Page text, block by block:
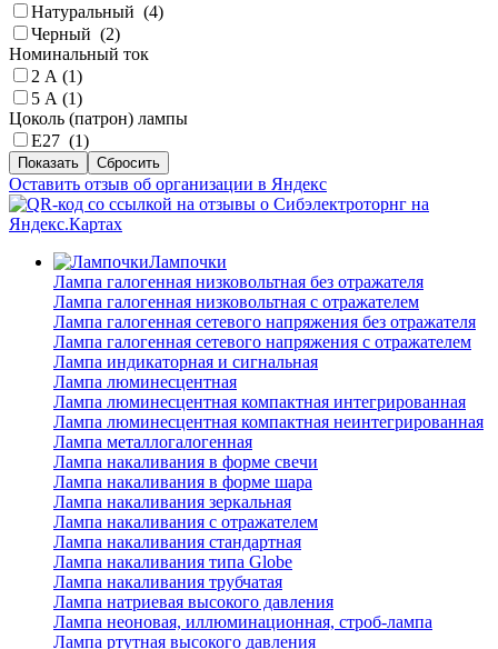
Натуральный (4)
Черный (2)
Номинальный ток
2 А (1)
5 А (1)
Цоколь (патрон) лампы
E27 (1)
Оставить отзыв об организации в Яндекс
Лампочки
Лампа галогенная низковольтная без отражателя
Лампа галогенная низковольтная с отражателем
Лампа галогенная сетевого напряжения без отражателя
Лампа галогенная сетевого напряжения с отражателем
Лампа индикаторная и сигнальная
Лампа люминесцентная
Лампа люминесцентная компактная интегрированная
Лампа люминесцентная компактная неинтегрированная
Лампа металлогалогенная
Лампа накаливания в форме свечи
Лампа накаливания в форме шара
Лампа накаливания зеркальная
Лампа накаливания с отражателем
Лампа накаливания стандартная
Лампа накаливания типа Globe
Лампа накаливания трубчатая
Лампа натриевая высокого давления
Лампа неоновая, иллюминационная, строб-лампа
Лампа ртутная высокого давления